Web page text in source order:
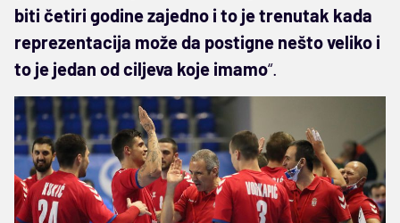
biti četiri godine zajedno i to je trenutak kada
reprezentacija može da postigne nešto veliko i
to je jedan od ciljeva koje imamo“.